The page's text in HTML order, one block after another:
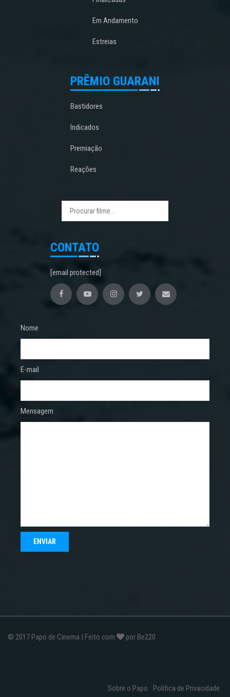
Em Andamento
Estreias
PRÊMIO GUARANI
Bastidores
Indicados
Premiação
Reações
CONTATO
[email protected]
Nome
E-mail
Mensagem
© 2017 Papo de Cinema | Feito com por Be220
Sobre o Papo Política de Privacidade